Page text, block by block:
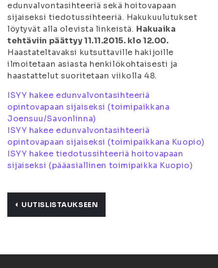
edunvalvontasihteeriä sekä hoitovapaan
sijaiseksi tiedotussihteeriä. Hakukuulutukset
löytyvät alla olevista linkeistä. Hakuaika
tehtäviin päättyy 11.11.2015. klo 12.00.
Haastateltavaksi kutsuttaville hakijoille
ilmoitetaan asiasta henkilökohtaisesti ja
haastattelut suoritetaan viikolla 48.
ISYY hakee edunvalvontasihteeriä
opintovapaan sijaiseksi (toimipaikkana
Joensuu/Savonlinna)
ISYY hakee edunvalvontasihteeriä
opintovapaan sijaiseksi (toimipaikkana Kuopio)
ISYY hakee tiedotussihteeriä hoitovapaan
sijaiseksi (pääasiallinen toimipaikka Kuopio)
UUTISLISTAUKSEEN